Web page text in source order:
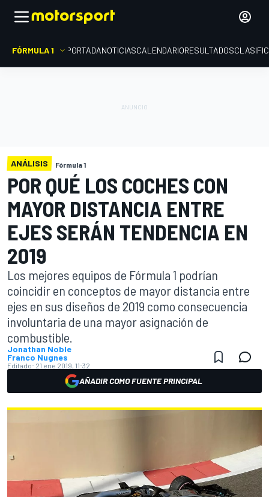
FÓRMULA 1 PORTADANOTICIASCALENDARIORESULTADOS
ANÁLISIS Fórmula 1
POR QUÉ LOS COCHES CON
MAYOR DISTANCIA ENTRE
EJES SERÁN TENDENCIA EN
2019
Los mejores equipos de Fórmula 1 podrían
coincidir en conceptos de mayor distancia entre
ejes en sus diseños de 2019 como consecuencia
involuntaria de una mayor asignación de
combustible.
Jonathan Noble
Franco Nugnes
Editado: 21 ene 2019, 11:32
AÑADIR COMO FUENTE PRINCIPAL